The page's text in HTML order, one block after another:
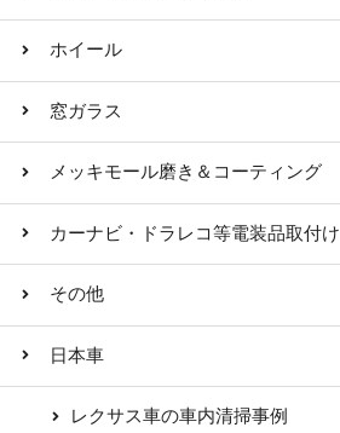
ホイール
窓ガラス
メッキモール磨き＆コーティング
カーナビ・ドラレコ等電装品取付け
その他
日本車
レクサス車の車内清掃事例